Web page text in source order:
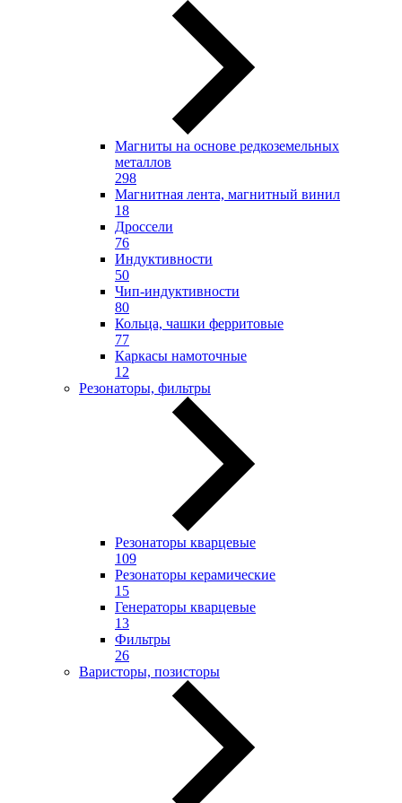
Магниты на основе редкоземельных
металлов
298
Магнитная лента, магнитный винил
18
Дроссели
76
Индуктивности
50
Чип-индуктивности
80
Кольца, чашки ферритовые
77
Каркасы намоточные
12
Резонаторы, фильтры
Резонаторы кварцевые
109
Резонаторы керамические
15
Генераторы кварцевые
13
Фильтры
26
Варисторы, позисторы